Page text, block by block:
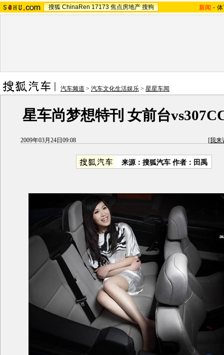
搜狐 ChinaRen 17173 焦点房地产 搜狗 新闻 -
汽车频道 > 汽车文化生活娱乐 > 星星车闻
星车尚梦想特刊 女前台
2009年03月24日09:08 [我来
来源：搜狐汽车 作者：田禹